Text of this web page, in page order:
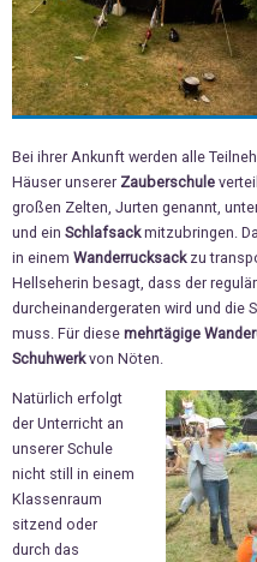
Bei ihrer Ankunft werden alle
Häuser unserer Zauberschule
großen Zelten, Jurten genannt,
und ein Schlafsackmitzubringen.
in einem Wanderrucksackzu
Hellseherin besagt, dass der
durcheinandergeraten wird und die
muss. Für diese mehrtägige
Schuhwerkvon Nöten.
Natürlich erfolgt
der Unterricht an
unserer Schule
nicht still in einem
Klassenraum
sitzend oder
durch das